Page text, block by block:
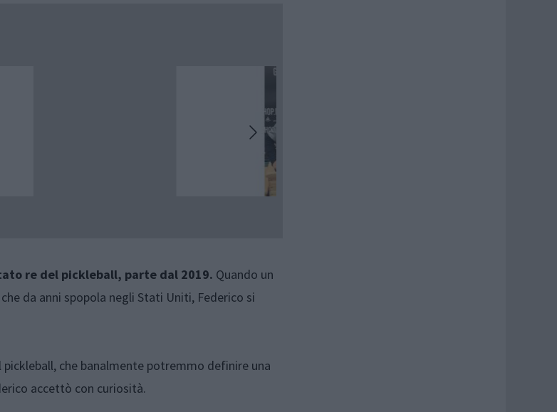
re del pickleball, parte dal 2019. Quando un
da anni spopola negli Stati Uniti, Federico si
che banalmente potremmo definire una
accettò con curiosità.